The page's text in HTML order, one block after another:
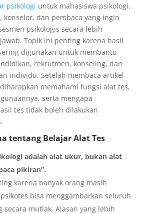
psikologi untuk mahasiswa psikologi,
konselor, dan pembaca yang ingin
psikologis secara lebih
Topik ini penting karena hasil
digunakan untuk membantu
rekrutmen, konseling, dan
individu. Setelah membaca artikel
memahami fungsi alat tes,
serta mengapa
tes tidak boleh dilakukan
tentang Belajar Alat Tes
adalah alat ukur, bukan alat
pikiran”.
karena banyak orang masih
bisa menggambarkan seluruh
secara mutlak. Alasan yang lebih